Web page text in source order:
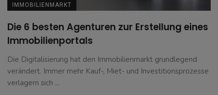
IMMOBILIENMARKT
Die 6 besten Agenturen zur Erstellung eines
Immobilienportals
Die Digitalisierung hat den Immobilienmarkt grundlegend
verändert. Immer mehr Kauf-, Miet- und Investitionsprozesse
verlagern sich ...